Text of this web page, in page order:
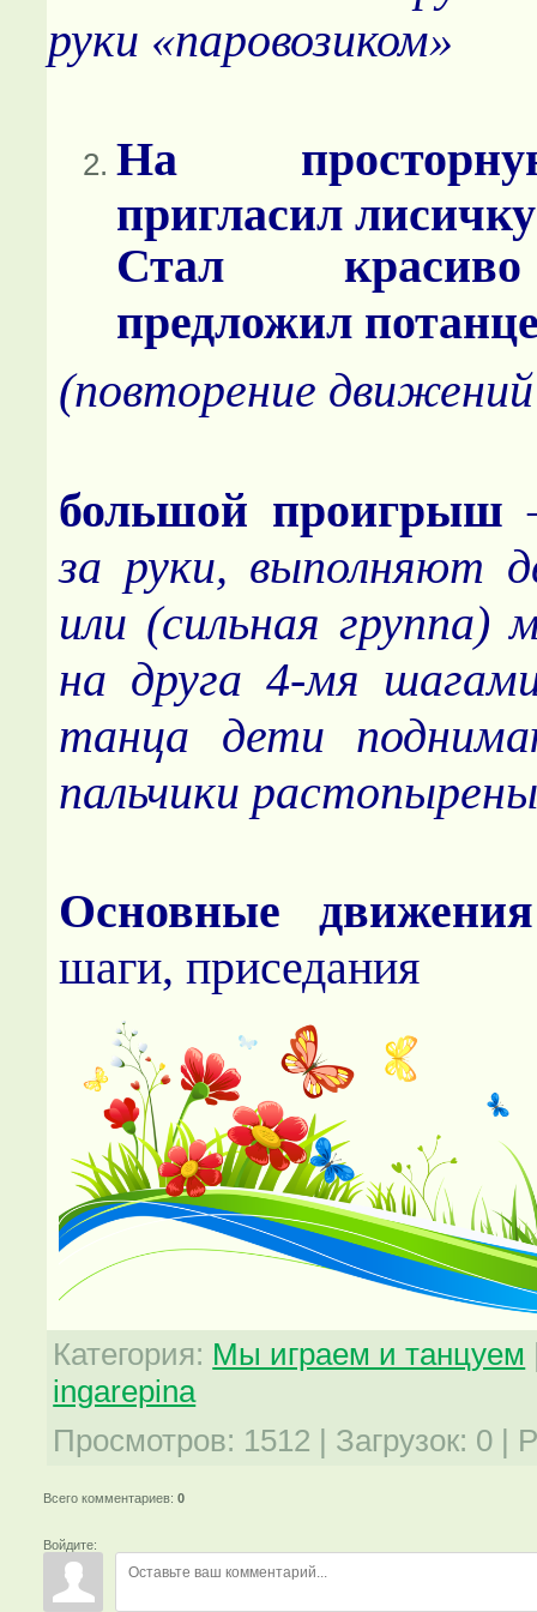
руки «паровозиком»
На
пригласил
Стал
предложил
(повторение движений
большой проигрыш
за руки, выполняют
или (сильная группа)
на друга 4-мя
танца дети
пальчики
Основные движения
шаги, приседания
Категория: Мы играем и танцуем
ingarepina
Просмотров: 1512 | Загрузок: 0 |
Всего комментариев:0
Войдите: